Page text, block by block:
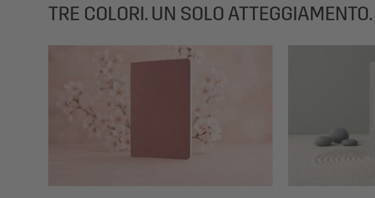
TRE COLORI. UN SOLO ATTEGGIAMENTO.